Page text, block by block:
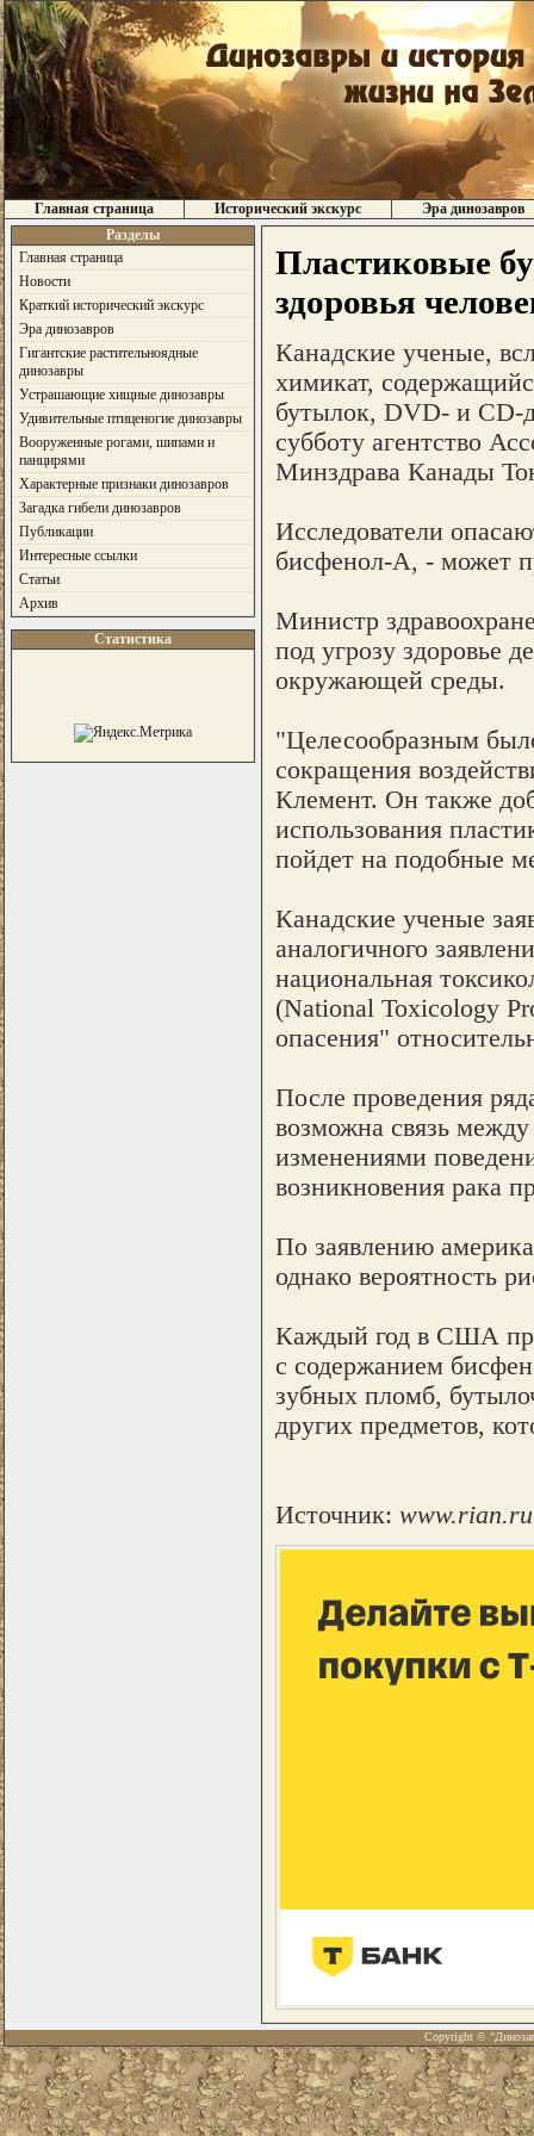
Главная страница Исторический экскурс
Эра динозавров
Разделы
Главная страница
Новости
Краткий исторический экскурс
Эра динозавров
Гигантские растительноядные
динозавры
Устрашающие хищные динозавры
Удивительные птиценогие динозавры
Вооруженные рогами, шипами и
панцирями
Характерные признаки динозавров
Загадка гибели динозавров
Публикации
Интересные ссылки
Статьи
Архив
Статистика
Пластиковые
здоровья
Канадские ученые,
химикат,
бутылок, DVD- и CD-
субботу агентство
Минздрава Канады
Исследователи
бисфенол-А, - может
Министр
под угрозу здоровье
окружающей среды.
"Целесообразным
сокращения
Клемент. Он также
использования
пойдет на подобные
Канадские ученые
аналогичного
национальная
(National Toxicology
опасения"
После проведения
возможна связь
изменениями
возникновения рака
По заявлению
однако вероятность
Каждый год в США
с содержанием
зубных пломб,
других предметов,
Источник: www.rian.ru
Copyright ©